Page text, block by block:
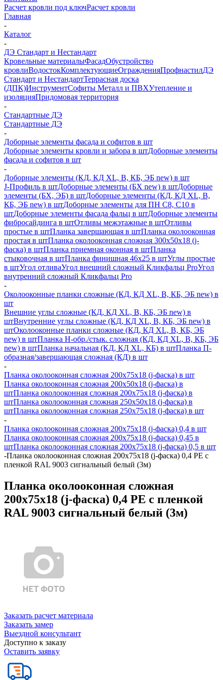
Расчет кровли под ключРасчет кровли
Главная
-
Каталог
-
ДЭ Стандарт и Нестандарт
Кровельные материалыФасадОбустройство
кровлиВодостокКомплектующиеОгражденияПрофнастилДЭ
Стандарт и НестандартТеррасная доска
(ДПК)ИнструментСофиты Металл и ПВХУтепление и
изоляцияПридомовая территория
-
Стандартные ДЭ
Стандартные ДЭ
-
Доборные элементы фасада и софитов в шт
Доборные элементы кровли и забора в штДоборные элементы
фасада и софитов в шт
-
Доборные элементы (КД, КД XL, В, КБ, ЭБ new) в шт
J-Профиль в штДоборные элементы (БХ new) в штДоборные
элементы (БХ, ЭБ) в штДоборные элементы (КД, КД XL, В,
КБ, ЭБ new) в штДоборные элементы для ПН С8, С10 в
штДоборные элементы фасада фальц в штДоборные элементы
фибросайдинга в штОтливы межэтажные в штОтливы
простые в штПланка завершающая в штПланка околооконная
простая в штПланка околооконная сложная 300х50х18 (j-
фаска) в штПланка приемная оконная в штПланка
стыковочная в штПланка финишная 46х25 в штУглы простые
в штУгол отливаУгол внешний сложный Кликфальц ProУгол
внутренний сложный Кликфальц Pro
-
Околооконные планки сложные (КД, КД XL, В, КБ, ЭБ new) в
шт
Внешние углы сложные (КД, КД XL, В, КБ, ЭБ new) в
штВнутренние углы сложные (КД, КД XL, В, КБ, ЭБ new) в
штОколооконные планки сложные (КД, КД XL, В, КБ, ЭБ
new) в штПланка H-обр./стык. сложная (КД, КД XL, В, КБ, ЭБ
new) в штПланка начальная (КД, КД XL, КБ) в штПланка П-
образная/завершающая сложная (КД) в шт
-
Планка околооконная сложная 200х75х18 (j-фаска) в шт
Планка околооконная сложная 200х50х18 (j-фаска) в
штПланка околооконная сложная 200х75х18 (j-фаска) в
штПланка околооконная сложная 250х50х18 (j-фаска) в
штПланка околооконная сложная 250х75х18 (j-фаска) в шт
-
Планка околооконная сложная 200х75х18 (j-фаска) 0,4 в шт
Планка околооконная сложная 200х75х18 (j-фаска) 0,45 в
штПланка околооконная сложная 200х75х18 (j-фаска) 0,5 в шт
-Планка околооконная сложная 200х75х18 (j-фаска) 0,4 PE с
пленкой RAL 9003 сигнальный белый (3м)
Планка околооконная сложная
200х75х18 (j-фаска) 0,4 PE с пленкой
RAL 9003 сигнальный белый (3м)
Заказать расчет материала
Заказать замер
Выездной консультант
Доступно к заказу
Оставить заявку